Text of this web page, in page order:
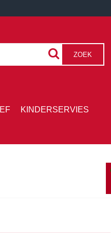
ZOEK
KINDERSERVIES